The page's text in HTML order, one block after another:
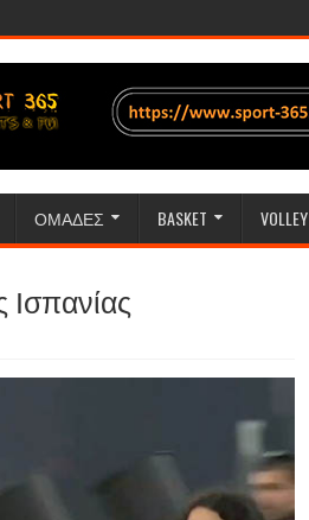
ΟΜΑΔΕΣ BASKET VOLLEY
Ισπανίας